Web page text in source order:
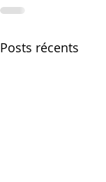
Posts récents